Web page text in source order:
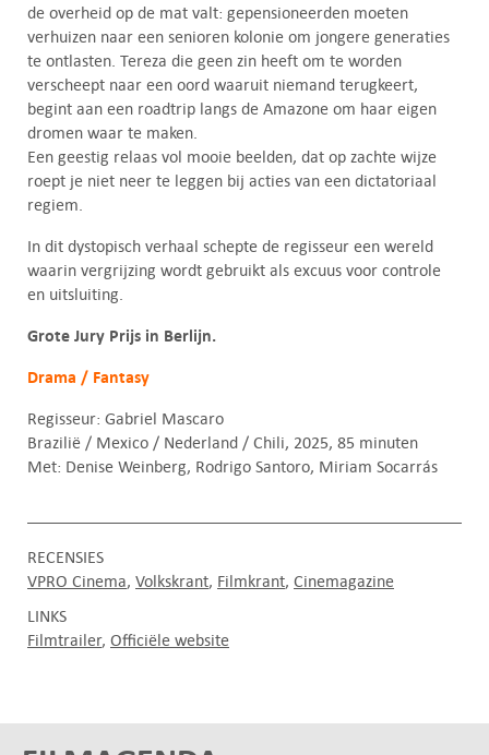
de overheid op de mat valt: gepensioneerden moeten
verhuizen naar een senioren kolonie om jongere generaties
te ontlasten. Tereza die geen zin heeft om te worden
verscheept naar een oord waaruit niemand terugkeert,
begint aan een roadtrip langs de Amazone om haar eigen
dromen waar te maken.
Een geestig relaas vol mooie beelden, dat op zachte wijze
roept je niet neer te leggen bij acties van een dictatoriaal
regiem.
In dit dystopisch verhaal schepte de regisseur een wereld
waarin vergrijzing wordt gebruikt als excuus voor controle
en uitsluiting.
Grote Jury Prijs in Berlijn.
Drama / Fantasy
Regisseur: Gabriel Mascaro
Brazilië / Mexico / Nederland / Chili, 2025, 85 minuten
Met: Denise Weinberg, Rodrigo Santoro, Miriam Socarrás
RECENSIES
VPRO Cinema Volkskrant Filmkrant Cinemagazine
LINKS
Filmtrailer Officiële website